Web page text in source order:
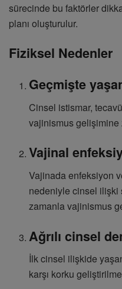
sürecinde bu faktörler
planı oluşturulur.
Fiziksel Nedenler
Geçmişte
Cinsel istismar,
vajinismus gelişimine
Vajinal
Vajinada enfeksiyon
nedeniyle cinsel ilişki
zamanla vajinismus
Ağrılı cinsel
İlk cinsel ilişkide
karşı korku